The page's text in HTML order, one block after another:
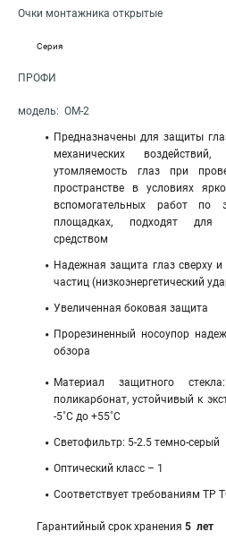
Очки монтажника открытые
Серия
ПРОФИ
модель: ОМ-2
Предназначены для защиты
механических
утомляемость глаз при
пространстве в условиях
вспомогательных работ по
площадках, подходят для
средством
Надежная защита глаз сверху
частиц (низкоэнергетический
Увеличенная боковая защита
Прорезиненный носоупор
обзора
Материал защитного
поликарбонат, устойчивый к
-5˚С до +55˚С
Светофильтр: 5-2.5 темно-серый
Оптический класс – 1
Соответствует требованиям ТР
Гарантийный срок хранения 5 лет